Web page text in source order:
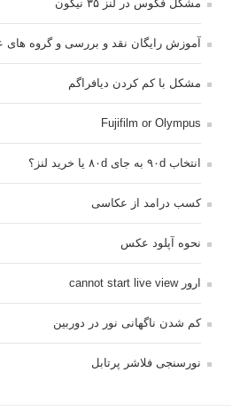
مشکل فکوس در لنز ۳۵ نیکون
آموزش رایگان نقد و بررسی و گروه های
مشکل با کم کردن دیافراگم
Fujifilm or Olympus
انتخاب ۹۰d به جای ۸۰d یا خرید لنز؟
کسب درامد از عکاسی
نحوه آپلود عکس
ارور cannot start live view
کم شدن ناگهانی نور در دوربین
نورسنجی فلاشر پرتابل